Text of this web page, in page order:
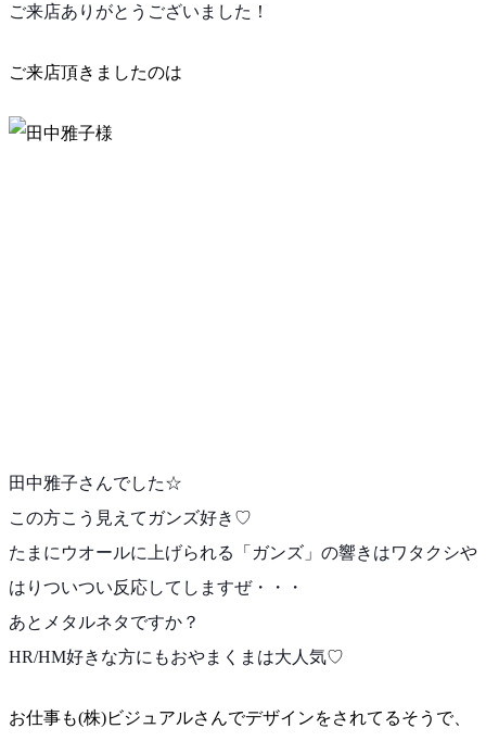
ご来店ありがとうございました！
ご来店頂きましたのは
田中雅子さんでした☆
この方こう見えてガンズ好き♡
たまにウオールに上げられる「ガンズ」の響きはワタクシや
はりついつい反応してしますぜ・・・
あとメタルネタですか？
HR/HM好きな方にもおやまくまは大人気♡
お仕事も(株)ビジュアルさんでデザインをされてるそう で、